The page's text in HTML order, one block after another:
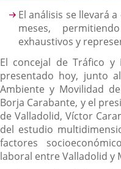
Descripción
El análisis se llevará
meses,
exhaustivos y
El concejal de Tráfico y
presentado hoy, junto
Ambiente y Movilidad
Borja Carabante, y el
de Valladolid, Víctor
del estudio
factores
laboral entre Valladolid y